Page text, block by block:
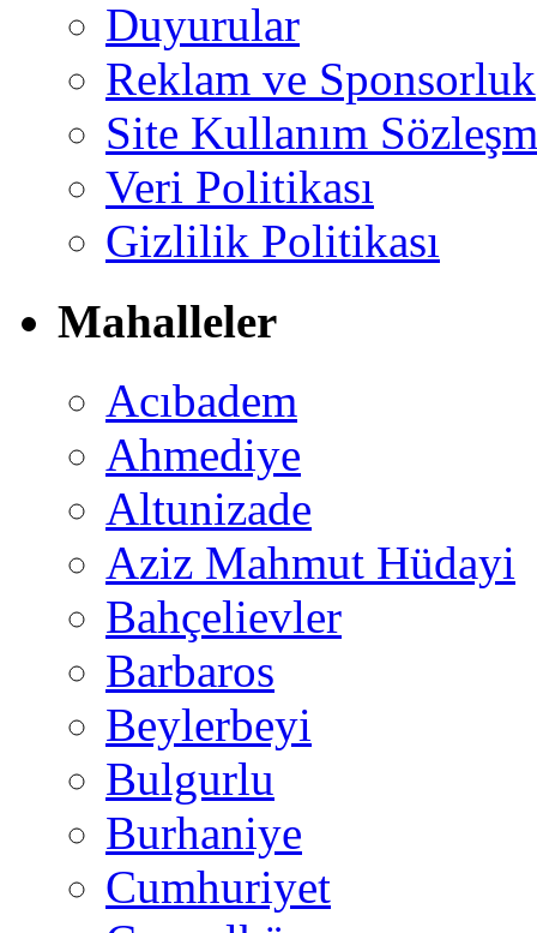
Duyurular
Reklam ve Sponsorluk
Site Kullanım
Veri Politikası
Gizlilik Politikası
Mahalleler
Acıbadem
Ahmediye
Altunizade
Aziz Mahmut Hüdayi
Bahçelievler
Barbaros
Beylerbeyi
Bulgurlu
Burhaniye
Cumhuriyet